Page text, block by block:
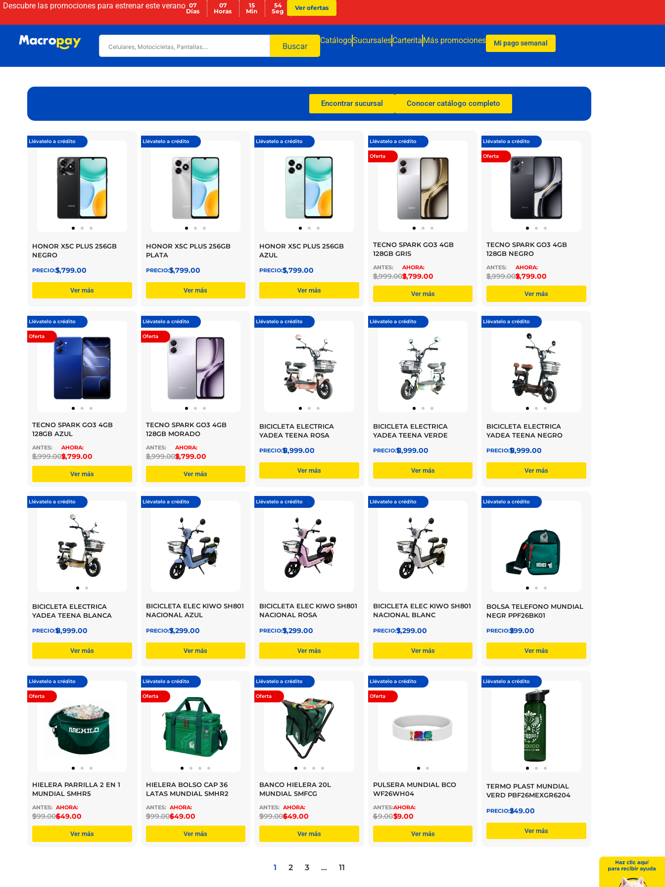
Descubre las promociones para estrenar este verano 07
Días
07
Horas
15
Min
52
Seg
Ver ofertas
Buscar
CatálogoSucursalesCarterita Más promociones Mi pago semanal
Encontrar sucursal Conocer catálogo completo
Llévatelo a crédito
HONOR X5C PLUS 256GB
NEGRO
$
3,799.00
Ver más
Llévatelo a crédito
HONOR X5C PLUS 256GB
PLATA
$
3,799.00
Ver más
Llévatelo a crédito
HONOR X5C PLUS 256GB
AZUL
$
3,799.00
Ver más
Llévatelo a crédito
Oferta
TECNO SPARK GO3 4GB
128GB GRIS
$
2,999.00$
2,799.00
Ver más
Llévatelo a crédito
Oferta
TECNO SPARK GO3 4GB
128GB NEGRO
$
2,999.00$
2,799.00
Ver más
Llévatelo a crédito
Oferta
TECNO SPARK GO3 4GB
128GB AZUL
$
2,999.00$
2,799.00
Ver más
Llévatelo a crédito
Oferta
TECNO SPARK GO3 4GB
128GB MORADO
$
2,999.00$
2,799.00
Ver más
Llévatelo a crédito
BICICLETA ELECTRICA
YADEA TEENA ROSA
$
11,999.00
Ver más
Llévatelo a crédito
BICICLETA ELECTRICA
YADEA TEENA VERDE
$
11,999.00
Ver más
Llévatelo a crédito
BICICLETA ELECTRICA
YADEA TEENA NEGRO
$
11,999.00
Ver más
Llévatelo a crédito
BICICLETA ELECTRICA
YADEA TEENA BLANCA
$
11,999.00
Ver más
Llévatelo a crédito
BICICLETA ELEC KIWO SH801
NACIONAL AZUL
$
7,299.00
Ver más
Llévatelo a crédito
BICICLETA ELEC KIWO SH801
NACIONAL ROSA
$
7,299.00
Ver más
Llévatelo a crédito
BICICLETA ELEC KIWO SH801
NACIONAL BLANC
$
7,299.00
Ver más
Llévatelo a crédito
BOLSA TELEFONO MUNDIAL
NEGR PPF26BK01
$
299.00
Ver más
Llévatelo a crédito
Oferta
HIELERA PARRILLA 2 EN 1
MUNDIAL SMHR5
$
999.00$
649.00
Ver más
Llévatelo a crédito
Oferta
HIELERA BOLSO CAP 36
LATAS MUNDIAL SMHR2
$
999.00$
649.00
Ver más
Llévatelo a crédito
Oferta
BANCO HIELERA 20L
MUNDIAL SMFCG
$
999.00$
649.00
Ver más
Llévatelo a crédito
Oferta
PULSERA MUNDIAL BCO
WF26WH04
$
49.00$
39.00
Ver más
Llévatelo a crédito
TERMO PLAST MUNDIAL
VERD PBF26MEXGR6204
$
249.00
Ver más
1 2 3 … 11